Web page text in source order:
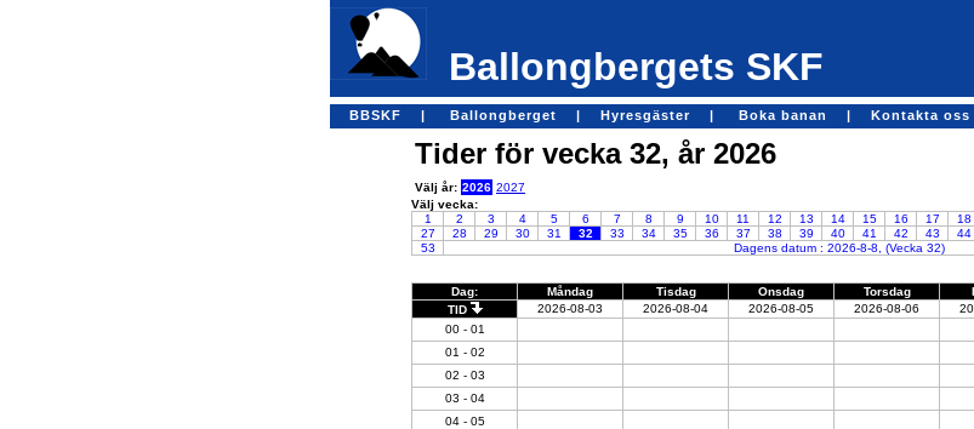
Ballongbergets SKF
BBSKF | Ballongberget | Hyresgäster | Boka banan | Kontakta
Tider för vecka 32, år 2026
Välj år: 2026 2027
Välj vecka:
1
2 3 4 5 6 7 8 9 10 11 12 13 14 15 16 17 18
27
28 29 30 31 32 33 34 35 36 37 38 39 40 41 42 43 44
53
Dagens datum : 2026-8-8, (Vecka 32)
Dag: Måndag Tisdag Onsdag Torsdag
TID
2026-08-03 2026-08-04 2026-08-05 2026-08-06
00 - 01
01 - 02
02 - 03
03 - 04
04 - 05